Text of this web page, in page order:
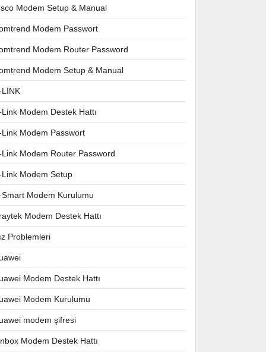
Modem Setup & Manual
Modem Passwort
Modem Router Password
Modem Setup & Manual
LİNK
Link Modem Destek Hattı
Link Modem Passwort
Link Modem Router Password
Link Modem Setup
Smart Modem Kurulumu
Modem Destek Hattı
Problemleri
Modem Destek Hattı
Modem Kurulumu
modem şifresi
Modem Destek Hattı